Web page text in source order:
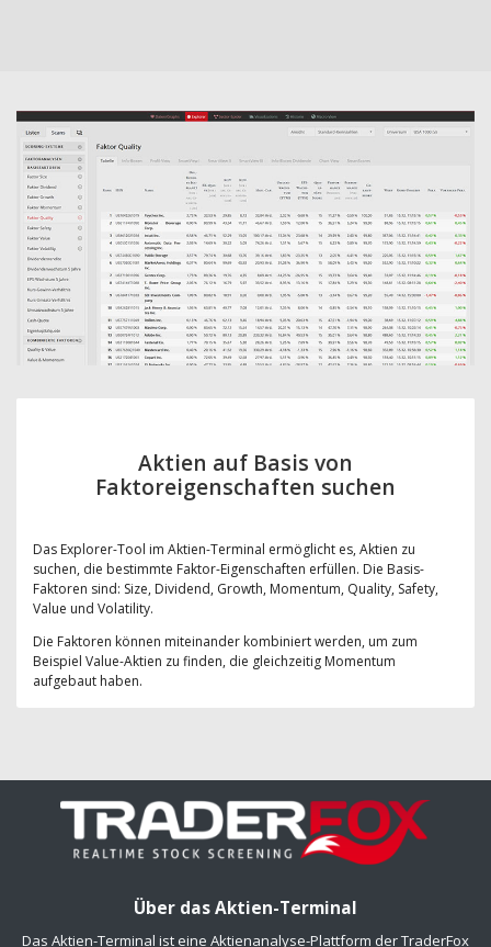
Aktien auf Basis von
Faktoreigenschaften suchen
Das Explorer-Tool im Aktien-Terminal ermöglicht es, Aktien zu
suchen, die bestimmte Faktor-Eigenschaften erfüllen. Die Basis-
Faktoren sind: Size, Dividend, Growth, Momentum, Quality, Safety,
Value und Volatility.
Die Faktoren können miteinander kombiniert werden, um zum
Beispiel Value-Aktien zu finden, die gleichzeitig Momentum
aufgebaut haben.
Über das Aktien-Terminal
Das Aktien-Terminal ist eine Aktienanalyse-Plattform der TraderFox